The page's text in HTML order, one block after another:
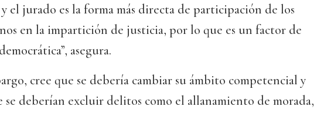
el jurado es la forma más directa de participación de los
en la impartición de justicia, por lo que es un factor de
asegura.
cree que se debería cambiar su ámbito competencial y
se deberían excluir delitos como el allanamiento de morada,